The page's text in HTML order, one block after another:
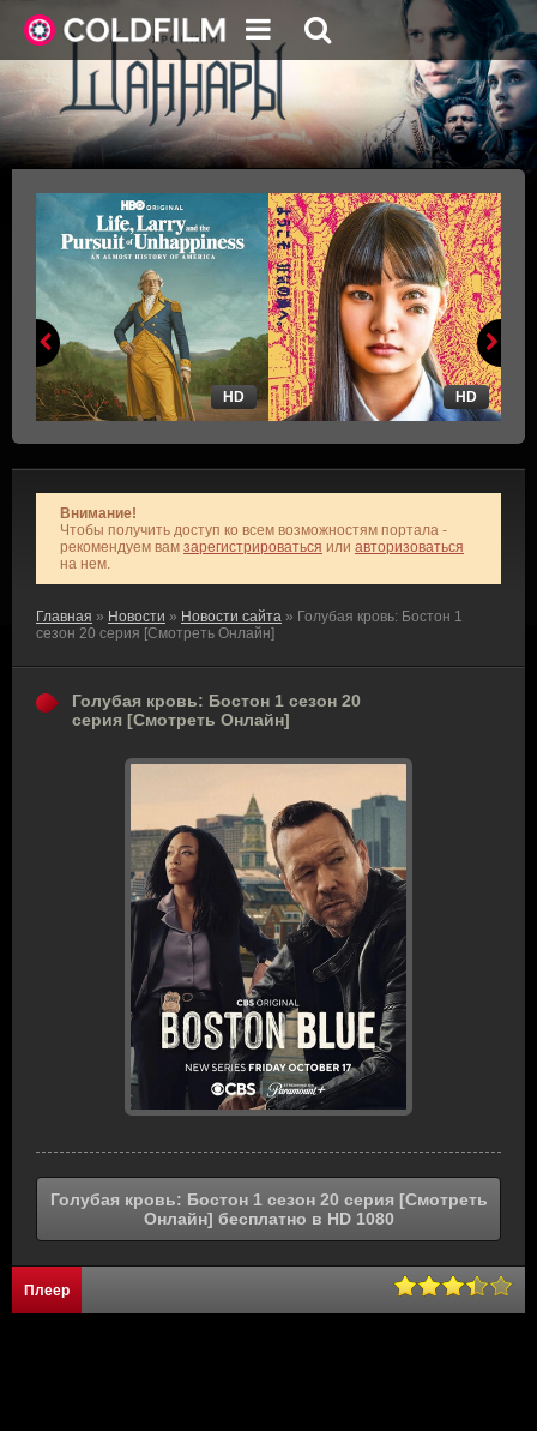
HD HD
Внимание!
Чтобы получить доступ ко всем возможностям портала -
рекомендуем вам зарегистрироваться или авторизоваться
на нем.
Главная » Новости » Новости сайта » Голубая кровь: Бостон 1
сезон 20 серия [Смотреть Онлайн]
Голубая кровь: Бостон 1 сезон 20
серия [Смотреть Онлайн]
Голубая кровь: Бостон 1 сезон 20 серия [Смотреть
Онлайн] бесплатно в HD 1080
Плеер